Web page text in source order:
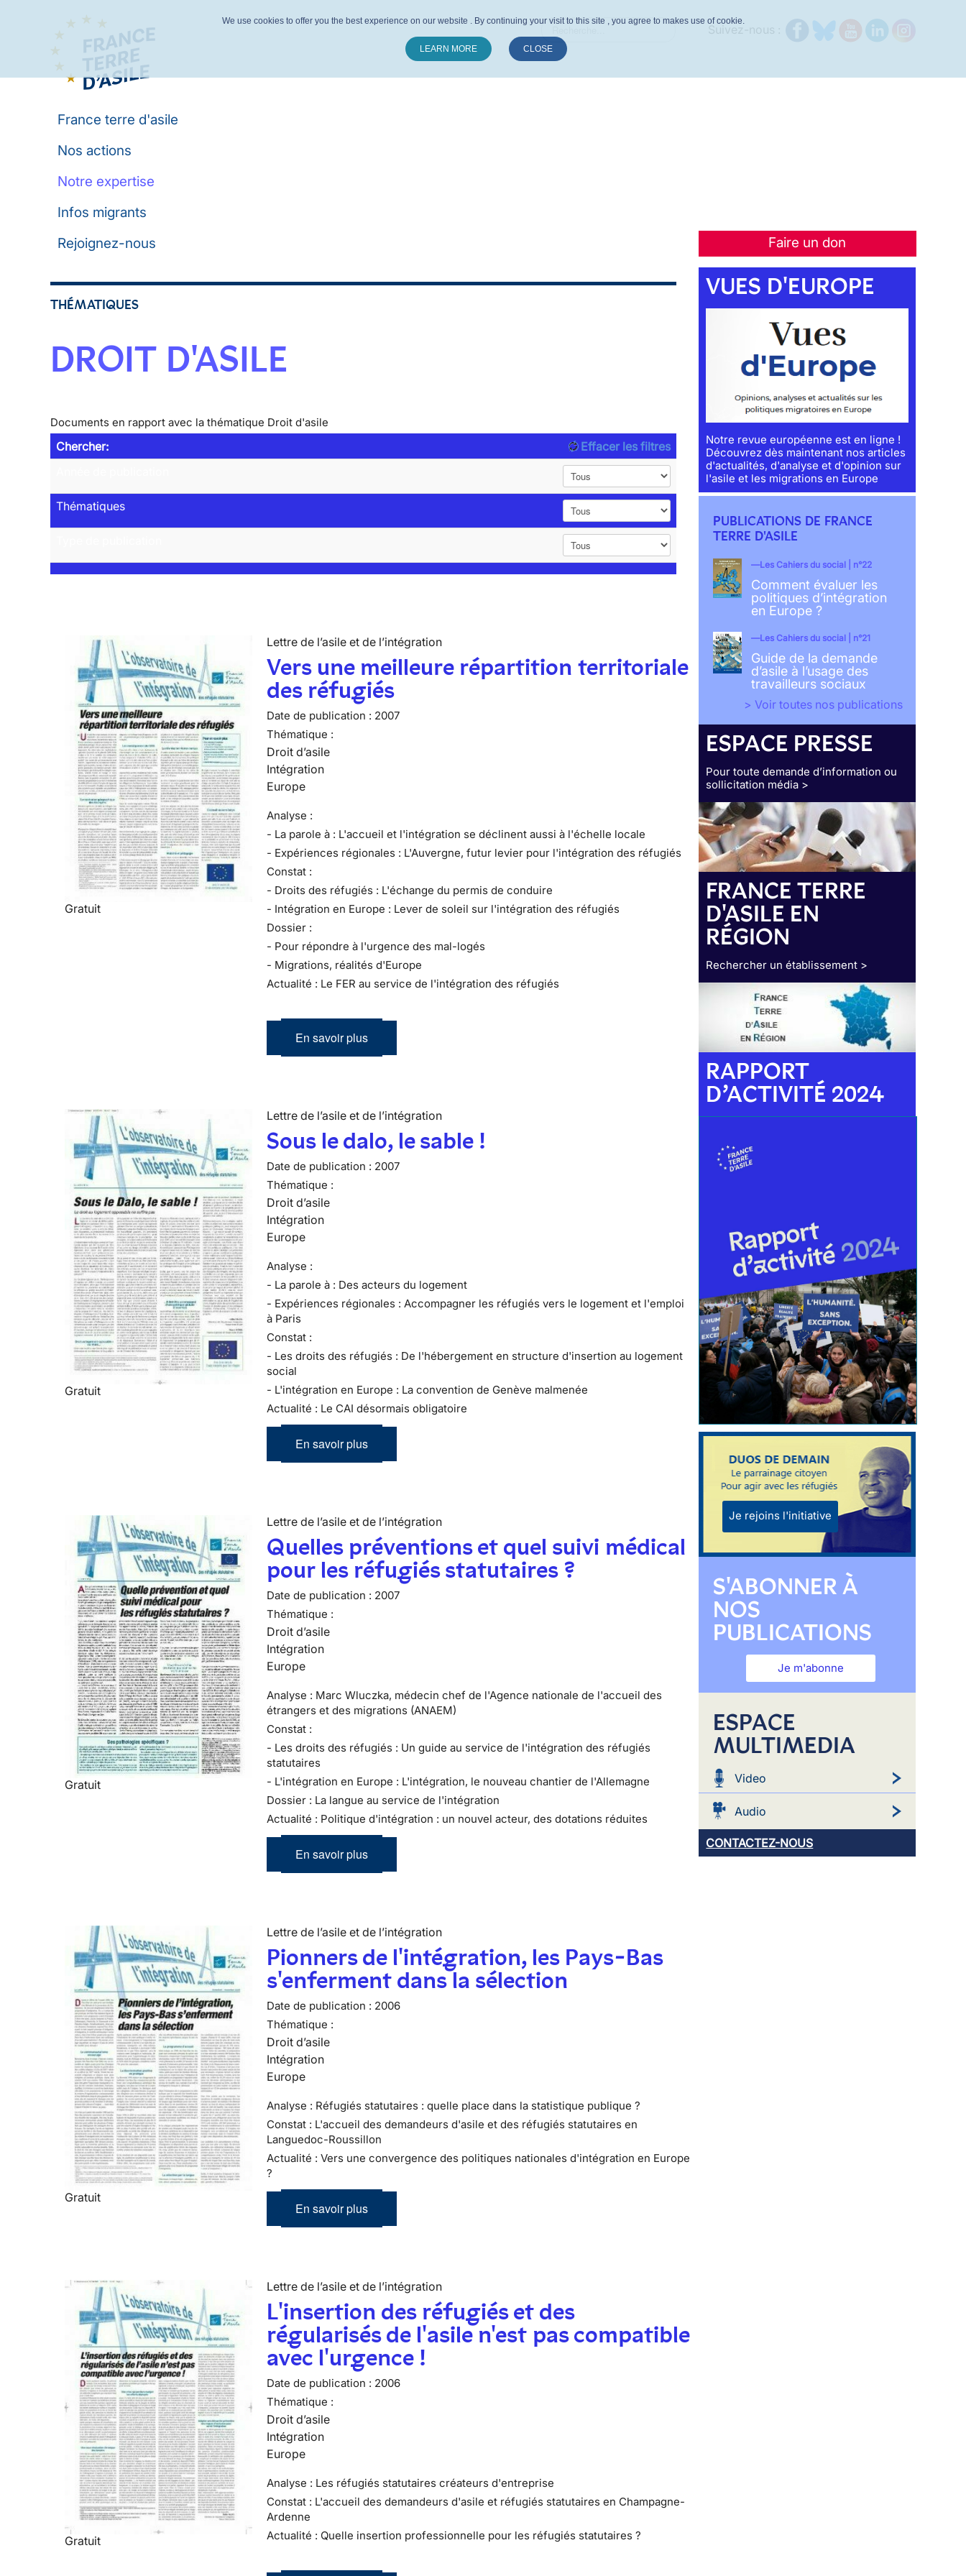
France terre d'asile
Nos actions
Notre expertise
Infos migrants
Faire un don
Rejoignez-nous
THÉMATIQUES
DROIT D'ASILE
Documents en rapport avec la thématique Droit d'asile
Chercher:
Effacer les filtres
Thématiques
Gratuit
Lettre de l’asile et de l’intégration
Vers une meilleure répartition territoriale
des réfugiés
Date de publication : 2007
Thématique :
Droit d’asile
Intégration
Europe
Analyse :
- La parole à : L'accueil et l'intégration se déclinent aussi à l'échelle locale
- Expériences régionales : L'Auvergne, futur levier pour l'intégration des réfugiés
Constat :
- Droits des réfugiés : L'échange du permis de conduire
- Intégration en Europe : Lever de soleil sur l'intégration des réfugiés
Dossier :
- Pour répondre à l'urgence des mal-logés
- Migrations, réalités d'Europe
Actualité : Le FER au service de l'intégration des réfugiés
En savoir plus
Gratuit
Lettre de l’asile et de l’intégration
Sous le dalo, le sable !
Date de publication : 2007
Thématique :
Droit d’asile
Intégration
Europe
Analyse :
- La parole à : Des acteurs du logement
- Expériences régionales : Accompagner les réfugiés vers le logement et l'emploi
à Paris
Constat :
- Les droits des réfugiés : De l'hébergement en structure d'insertion au logement
social
- L'intégration en Europe : La convention de Genève malmenée
Actualité : Le CAI désormais obligatoire
En savoir plus
Gratuit
Lettre de l’asile et de l’intégration
Quelles préventions et quel suivi médical
pour les réfugiés statutaires ?
Date de publication : 2007
Thématique :
Droit d’asile
Intégration
Europe
Analyse : Marc Wluczka, médecin chef de l'Agence nationale de l'accueil des
étrangers et des migrations (ANAEM)
Constat :
- Les droits des réfugiés : Un guide au service de l'intégration des réfugiés
statutaires
- L'intégration en Europe : L'intégration, le nouveau chantier de l'Allemagne
Dossier : La langue au service de l'intégration
Actualité : Politique d'intégration : un nouvel acteur, des dotations réduites
En savoir plus
Gratuit
Lettre de l’asile et de l’intégration
Pionners de l'intégration, les Pays-Bas
s'enferment dans la sélection
Date de publication : 2006
Thématique :
Droit d’asile
Intégration
Europe
Analyse : Réfugiés statutaires : quelle place dans la statistique publique ?
Constat : L'accueil des demandeurs d'asile et des réfugiés statutaires en
Languedoc-Roussillon
Actualité : Vers une convergence des politiques nationales d'intégration en Europe
?
En savoir plus
Gratuit
Lettre de l’asile et de l’intégration
L'insertion des réfugiés et des
régularisés de l'asile n'est pas compatible
avec l'urgence !
Date de publication : 2006
Thématique :
Droit d’asile
Intégration
Europe
Analyse : Les réfugiés statutaires créateurs d'entreprise
Constat : L'accueil des demandeurs d'asile et réfugiés statutaires en Champagne-
Ardenne
Actualité : Quelle insertion professionnelle pour les réfugiés statutaires ?
VUES D'EUROPE
Notre revue européenne est en ligne !
Découvrez dès maintenant nos articles
d'actualités, d'analyse et d'opinion sur
l'asile et les migrations en Europe
PUBLICATIONS DE FRANCE
TERRE D'ASILE
Les Cahiers du social | n°22
Comment évaluer les
politiques d’intégration
en Europe ?
Les Cahiers du social | n°21
Guide de la demande
d’asile à l’usage des
travailleurs sociaux
> Voir toutes nos publications
ESPACE PRESSE
Pour toute demande d’information ou
sollicitation média >
FRANCE TERRE
D'ASILE EN
RÉGION
Rechercher un établissement >
RAPPORT
D’ACTIVITÉ 2024
Je rejoins l'initiative
S'ABONNER À
NOS
PUBLICATIONS
Je m'abonne
ESPACE
MULTIMEDIA
Video
Audio
CONTACTEZ-NOUS
We use cookies to offer you the best experience on our website . By continuing your visit to this site , you agree to makes use of cookie.
LEARN MORE CLOSE